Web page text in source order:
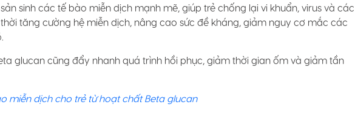
sinh các tế bào miễn dịch mạnh mẽ, giúp trẻ chống lại vi khuẩn, virus và các
tăng cường hệ miễn dịch, nâng cao sức đề kháng, giảm nguy cơ mắc các
glucan cũng đẩy nhanh quá trình hồi phục, giảm thời gian ốm và giảm tần
miễn dịch cho trẻ từ hoạt chất Beta glucan